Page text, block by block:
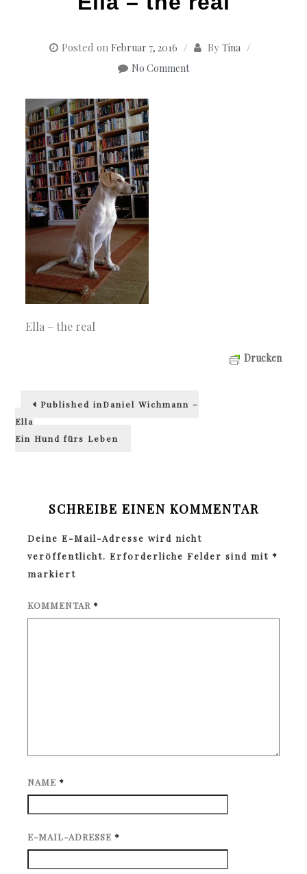
Posted on Februar 7, 2016 By Tina
No Comment
Ella – the real
Drucken
Beitragsnavigation
Published inDaniel Wichmann –
Ella
Ein Hund fürs Leben
SCHREIBE EINEN KOMMENTAR
Deine E-Mail-Adresse wird nicht
veröffentlicht. Erforderliche Felder sind mit *
markiert
KOMMENTAR *
NAME *
E-MAIL-ADRESSE *